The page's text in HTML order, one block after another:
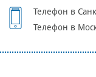
Телефон в
Телефон в